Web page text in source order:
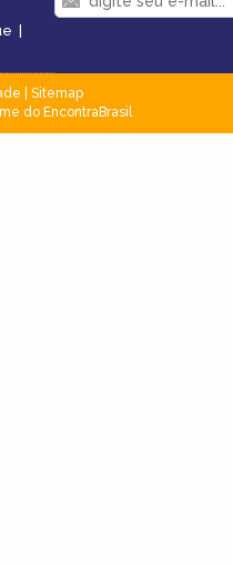
|
Sitemap
do EncontraBrasil